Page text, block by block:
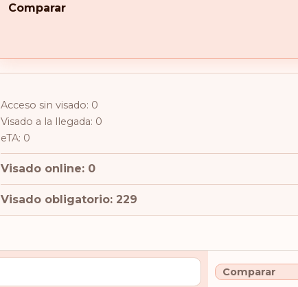
Comparar
Acceso sin visado: 0
Visado a la llegada: 0
eTA: 0
Visado online: 0
Visado obligatorio: 229
Comparar